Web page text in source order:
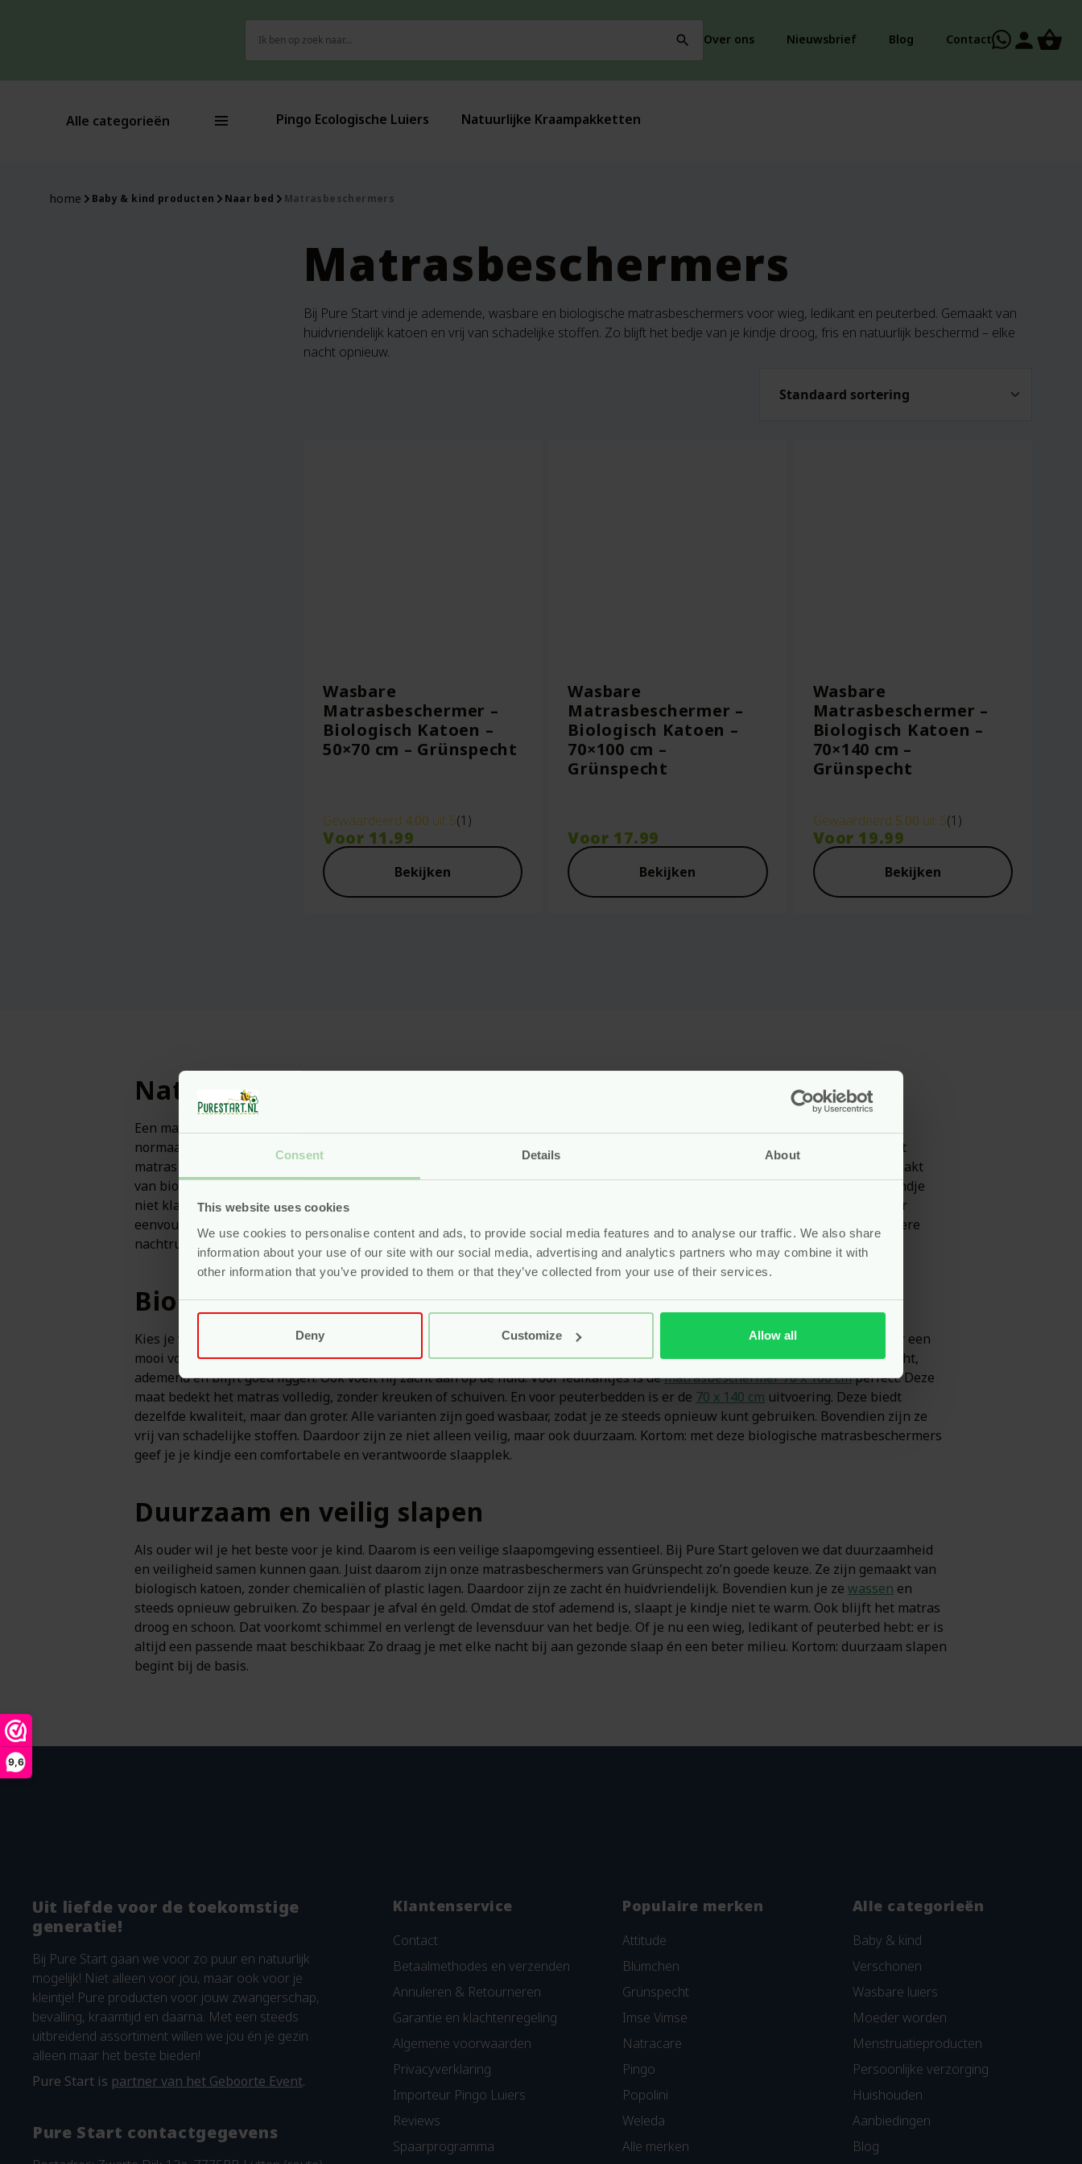
Consent Details About
This website uses cookies
We use cookies to personalise content and ads, to provide social media features and to analyse our traffic. We also share
information about your use of our site with our social media, advertising and analytics partners who may combine it with
other information that you’ve provided to them or that they’ve collected from your use of their services.
Deny Customize Allow all
9,6
naar:
search Over ons Nieuwsbrief Blog Contact person
Alle categorieën Pingo Ecologische Luiers Natuurlijke Kraampakketten
home Baby & kind producten Naar bed Matrasbeschermers
Matrasbeschermers
Bij Pure Start vind je ademende, wasbare en biologische matrasbeschermers voor wieg, ledikant en peuterbed. Gemaakt van
huidvriendelijk katoen en vrij van schadelijke stoffen. Zo blijft het bedje van je kindje droog, fris en natuurlijk beschermd – elke
nacht opnieuw.
Wasbare
Matrasbeschermer –
Biologisch Katoen –
50×70 cm – Grünspecht
Gewaardeerd 4.00 uit 5(1)
Voor 11.99
Bekijken
Wasbare
Matrasbeschermer –
Biologisch Katoen –
70×100 cm –
Grünspecht
Voor 17.99
Bekijken
Wasbare
Matrasbeschermer –
Biologisch Katoen –
70×140 cm –
Grünspecht
Gewaardeerd 5.00 uit 5(1)
Voor 19.99
Bekijken
Natuurlijke bescherming voor het matras
Een matrasbeschermer is geen overbodige luxe, maar juist een must. Vooral bij jonge kinderen zijn ongelukjes en zweten heel
normaal. Daarom is het belangrijk om het matras goed te beschermen tegen vocht. Zo blijft het bedje langer schoon en gaat het
matras langer mee. Bij Pure Start kies je bewust voor natuurlijke, ademende bescherming. Onze matrasbeschermers zijn gemaakt
van biologisch katoen. Daardoor voelen ze zacht aan én zijn ze vriendelijk voor de huid. Bovendien zijn ze ademend, zodat je kindje
niet klam wakker wordt. Ook blijven ze goed op hun plek liggen, zonder te verschuiven. Na een ongelukje was je de beschermer
eenvoudig uit. Zo blijft de slaapomgeving fris en hygiënisch. Kortom: een natuurlijke matrasbeschermer draagt bij aan een betere
nachtrust voor ouder en kind. En dat geeft rust, elke nacht opnieuw.
Biologisch, ademend en wasbaar
Kies je voor biologisch katoen, dan kies je bewust voor kwaliteit én zachtheid. De matrasbeschermers van Grünspecht zijn daar een
mooi voorbeeld van. Ten eerste is er dekleine variant (50 x 70 cm), ideaal voor wiegjes of kinderwagens. Deze beschermer is licht,
ademend en blijft goed liggen. Ook voelt hij zacht aan op de huid. Voor ledikantjes is dematrasbeschermer 70 x 100 cmperfect. Deze
maat bedekt het matras volledig, zonder kreuken of schuiven. En voor peuterbedden is er de 70 x 140 cm uitvoering. Deze biedt
dezelfde kwaliteit, maar dan groter. Alle varianten zijn goed wasbaar, zodat je ze steeds opnieuw kunt gebruiken. Bovendien zijn ze
vrij van schadelijke stoffen. Daardoor zijn ze niet alleen veilig, maar ook duurzaam. Kortom: met deze biologische matrasbeschermers
geef je je kindje een comfortabele en verantwoorde slaapplek.
Duurzaam en veilig slapen
Als ouder wil je het beste voor je kind. Daarom is een veilige slaapomgeving essentieel. Bij Pure Start geloven we dat duurzaamheid
en veiligheid samen kunnen gaan. Juist daarom zijn onze matrasbeschermers van Grünspecht zo’n goede keuze. Ze zijn gemaakt van
biologisch katoen, zonder chemicaliën of plastic lagen. Daardoor zijn ze zacht én huidvriendelijk. Bovendien kun je ze wassen en
steeds opnieuw gebruiken. Zo bespaar je afval én geld. Omdat de stof ademend is, slaapt je kindje niet te warm. Ook blijft het matras
droog en schoon. Dat voorkomt schimmel en verlengt de levensduur van het bedje. Of je nu een wieg, ledikant of peuterbed hebt: er is
altijd een passende maat beschikbaar. Zo draag je met elke nacht bij aan gezonde slaap én een beter milieu. Kortom: duurzaam slapen
begint bij de basis.
Uit liefde voor de toekomstige
generatie!
Bij Pure Start gaan we voor zo puur en natuurlijk
mogelijk! Niet alleen voor jou, maar ook voor je
kleintje! Pure producten voor jouw zwangerschap,
bevalling, kraamtijd en daarna. Met een steeds
uitbreidend assortiment willen we jou én je gezin
alleen maar het beste bieden!
Pure Start is partner van het Geboorte Event.
Pure Start contactgegevens
Klantenservice
Contact
Betaalmethodes en verzenden
Annuleren & Retourneren
Garantie en klachtenregeling
Algemene voorwaarden
Privacyverklaring
Importeur Pingo Luiers
Reviews
Spaarprogramma
Populaire merken
Attitude
Blümchen
Grünspecht
Imse Vimse
Natracare
Pingo
Popolini
Weleda
Alle merken
Alle categorieën
Baby & kind
Verschonen
Wasbare luiers
Moeder worden
Menstruatieproducten
Persoonlijke verzorging
Huishouden
Aanbiedingen
Blog